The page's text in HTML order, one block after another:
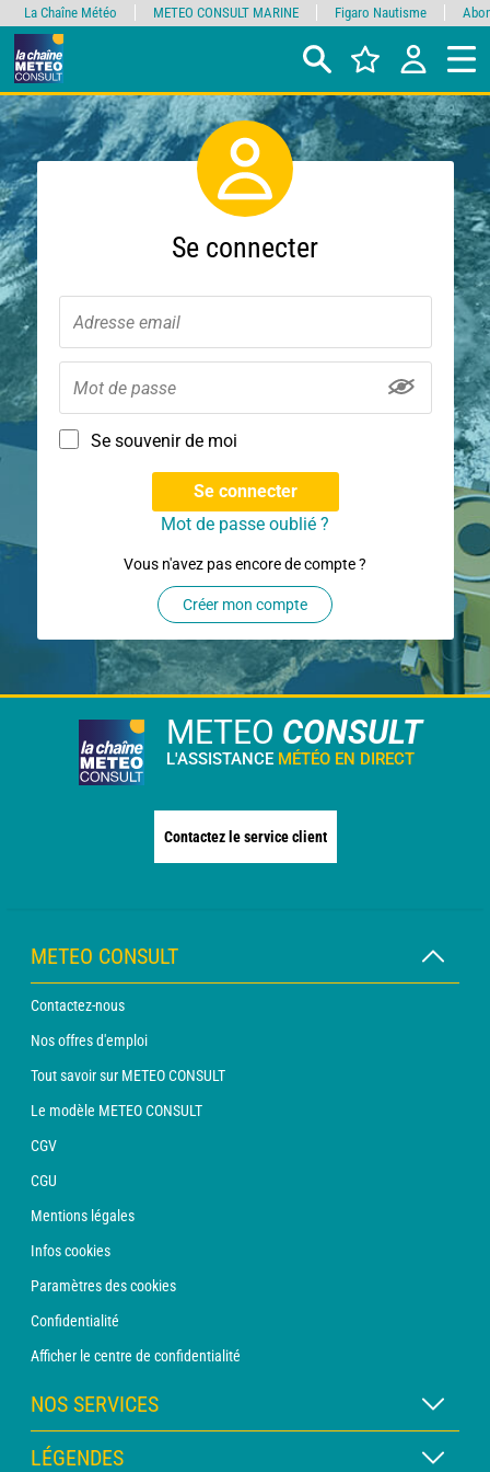
Se connecter
Se souvenir de moi
Se connecter
Mot de passe oublié ?
Vous n'avez pas encore de compte ?
Créer mon compte
METEO CONSULT
L'ASSISTANCE MÉTÉO EN DIRECT
Contactez le service client
METEO CONSULT
Contactez-nous
Nos offres d'emploi
Tout savoir sur METEO CONSULT
Le modèle METEO CONSULT
CGV
CGU
Mentions légales
Infos cookies
Paramètres des cookies
Confidentialité
Afficher le centre de confidentialité
NOS SERVICES
Abonnement METEO Xpert
LÉGENDES
La Chaîne Météo METEO CONSULT MARINE Figaro Nautisme